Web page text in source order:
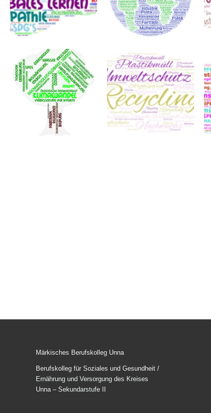
Märkisches Berufskolleg Unna
Berufskolleg für Soziales und Gesundheit /
Ernährung und Versorgung des Kreises
Unna – Sekundarstufe II